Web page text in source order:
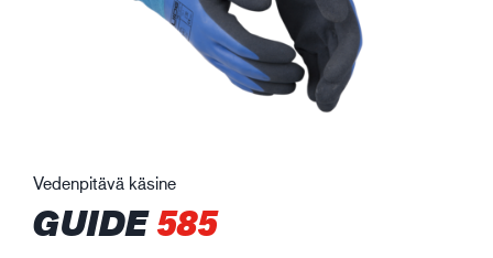
Vedenpitävä käsine
GUIDE585